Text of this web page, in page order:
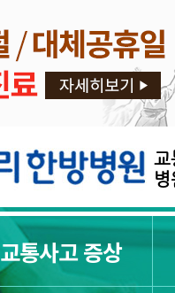
교
교통사고 증상